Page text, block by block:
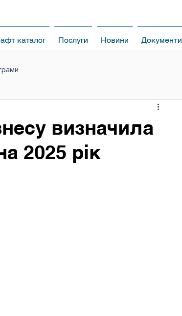
каталог Послуги Новини Документи
визначила
2025 рік